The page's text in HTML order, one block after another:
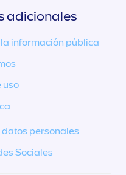
adicionales
información pública
uso
personales
Sociales